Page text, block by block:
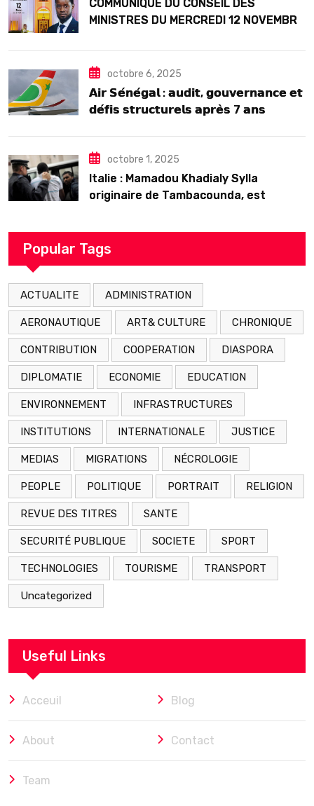
COMMUNIQUE DU CONSEIL DES
MINISTRES DU MERCREDI 12 NOVEMBRE
octobre 6, 2025
𝗔𝗶𝗿 𝗦𝗲́𝗻𝗲́𝗴𝗮𝗹 : 𝗮𝘂𝗱𝗶𝘁, 𝗴𝗼𝘂𝘃𝗲𝗿𝗻𝗮𝗻𝗰𝗲 𝗲𝘁
𝗱𝗲́𝗳𝗶𝘀 𝘀𝘁𝗿𝘂𝗰𝘁𝘂𝗿𝗲𝗹𝘀 𝗮𝗽𝗿𝗲̀𝘀 7 𝗮𝗻𝘀
octobre 1, 2025
Italie : Mamadou Khadialy Sylla
originaire de Tambacounda, est
arrestation
Popular Tags
ACTUALITE ADMINISTRATION
AERONAUTIQUE ART& CULTURE CHRONIQUE
CONTRIBUTION COOPERATION DIASPORA
DIPLOMATIE ECONOMIE EDUCATION
ENVIRONNEMENT INFRASTRUCTURES
INSTITUTIONS INTERNATIONALE JUSTICE
MEDIAS MIGRATIONS NÉCROLOGIE
PEOPLE POLITIQUE PORTRAIT RELIGION
REVUE DES TITRES SANTE
SECURITÉ PUBLIQUE SOCIETE SPORT
TECHNOLOGIES TOURISME TRANSPORT
Uncategorized
Useful Links
Acceuil Blog
About Contact
Team